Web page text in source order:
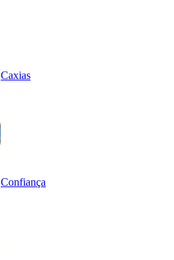
Caxias
Confiança